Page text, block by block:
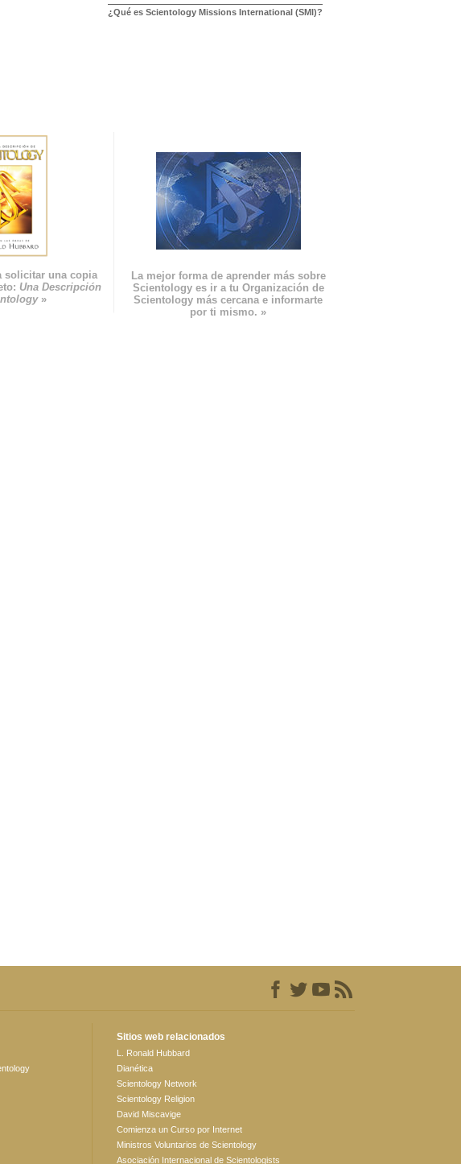
¿Qué es Scientology Missions International (SMI)?
solicitar una copia
Una Descripción
»
La mejor forma de aprender más sobre
Scientology es ir a tu Organización de
Scientology más cercana e informarte
por ti mismo. »
Sitios web relacionados
L. Ronald Hubbard
Dianética
Scientology Network
Scientology Religion
David Miscavige
Comienza un Curso por Internet
Ministros Voluntarios de Scientology
Asociación Internacional de Scientologists